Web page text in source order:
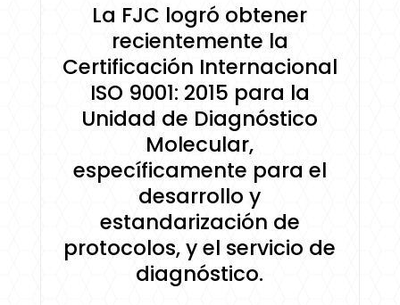
La FJC logró obtener
recientemente la
Certificación Internacional
ISO 9001: 2015 para la
Unidad de Diagnóstico
Molecular,
específicamente para el
desarrollo y
estandarización de
protocolos, y el servicio de
diagnóstico.